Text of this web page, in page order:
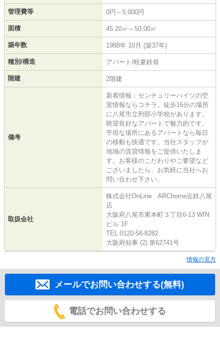
管理費等 0円～5,000円
面積 45.20㎡～50.00㎡
築年数 1988年 10月 (築37年)
種別/構造 アパート/軽量鉄骨
階建 2階建
備考
新着情報：センチュリーハイツの空
室情報ならコチラ。徒歩16分の場所
に八尾市立刑部小学校があります。
眺望良好なアパートで魅力的です。
平坦な場所にあるアパートなら毎日
の移動も快適です。当社スタッフが
地域の賃貸情報をご提供いたしま
す。お客様のこだわりやご要望など
ございましたら、お気軽に当社へお
問い合わせ下さい。
取扱会社
株式会社OnLine ARChome近鉄八尾
店
大阪府八尾市東本町３丁目6-13 WIN
ビル 1F
TEL:0120-58-8282
大阪府知事 (2) 第62741号
情報の見方
メールでお問い合わせする(無料)
電話でお問い合わせする